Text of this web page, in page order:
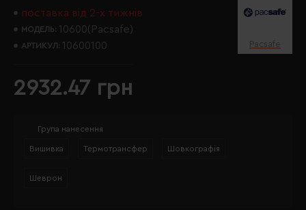
поставка від 2-х тижнів
МОДЕЛЬ: 10600(Pacsafe)
АРТИКУЛ: 10600100 Pacsafe
2932.47 грн
Група нанесення
Вишивка Термотрансфер Шовкографія
Шеврон